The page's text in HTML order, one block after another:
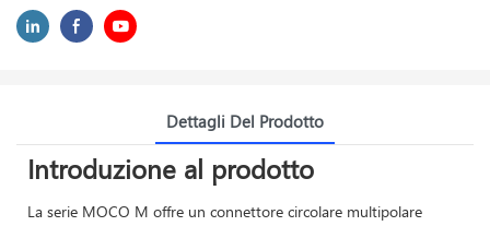
Dettagli Del Prodotto
Introduzione al prodotto
La serie MOCO M offre un connettore circolare multipolare